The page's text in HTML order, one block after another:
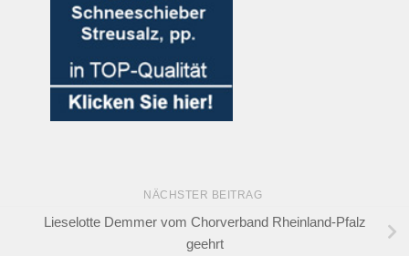
NÄCHSTER BEITRAG
Lieselotte Demmer vom Chorverband Rheinland-Pfalz
geehrt